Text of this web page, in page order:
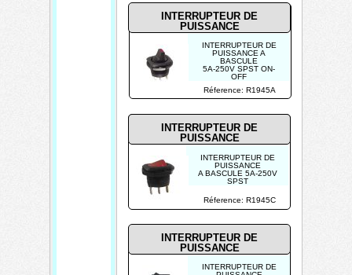
Réference: R1945A
INTERRUPTEUR DE
PUISSANCE A
BASCULE
5A-250V SPST ON-
OFF
avec LED rouge de 2V
à 10mA
de limitation de
courant)
INTERRUPTEUR DE
PUISSANCE
Réference: R1945C
INTERRUPTEUR DE
PUISSANCE
INTERRUPTEUR DE
PUISSANCE
A BASCULE 5A-250V
SPST
TEMOIN NEON
ROUGE
INTERRUPTEUR DE
INTERRUPTEUR DE
PUISSANCE